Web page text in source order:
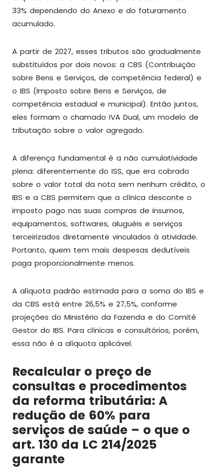
33% dependendo do Anexo e do faturamento
acumulado.
A partir de 2027, esses tributos são gradualmente
substituídos por dois novos: a CBS (Contribuição
sobre Bens e Serviços, de competência federal) e
o IBS (Imposto sobre Bens e Serviços, de
competência estadual e municipal). Então juntos,
eles formam o chamado IVA Dual, um modelo de
tributação sobre o valor agregado.
A diferença fundamental é a não cumulatividade
plena: diferentemente do ISS, que era cobrado
sobre o valor total da nota sem nenhum crédito, o
IBS e a CBS permitem que a clínica desconte o
imposto pago nas suas compras de insumos,
equipamentos, softwares, aluguéis e serviços
terceirizados diretamente vinculados à atividade.
Portanto, quem tem mais despesas dedutíveis
paga proporcionalmente menos.
A alíquota padrão estimada para a soma do IBS e
da CBS está entre 26,5% e 27,5%, conforme
projeções do Ministério da Fazenda e do Comitê
Gestor do IBS. Para clínicas e consultórios, porém,
essa não é a alíquota aplicável.
Recalcular o preço de
consultas e procedimentos
da reforma tributária: A
redução de 60% para
serviços de saúde – o que o
art. 130 da LC 214/2025
garante